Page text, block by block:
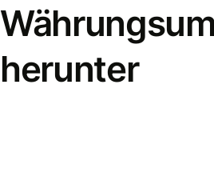
herunter